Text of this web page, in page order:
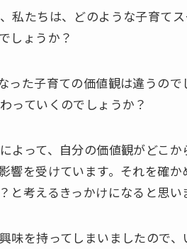
私たちは、どのような子育て
しょうか？
った子育ての価値観は違うの
っていくのでしょうか？
よって、自分の価値観がどこ
響を受けています。それを確
考えるきっかけになると思い
味を持ってしまいましたので